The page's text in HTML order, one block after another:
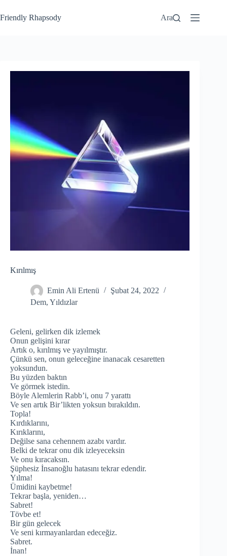
Friendly Rhapsody Ara
Kırılmış
Emin Ali Ertenü
Şubat 24, 2022
Dem, Yıldızlar
Geleni, gelirken dik izlemek
Onun gelişini kırar
Artık o, kırılmış ve yayılmıştır.
Çünkü sen, onun geleceğine inanacak cesaretten
yoksundun.
Bu yüzden baktın
Ve görmek istedin.
Böyle Alemlerin Rabb’i, onu 7 yarattı
Ve sen artık Bir’likten yoksun bırakıldın.
Topla!
Kırdıklarını,
Kırıklarını,
Değilse sana cehennem azabı vardır.
Belki de tekrar onu dik izleyeceksin
Ve onu kıracaksın.
Şüphesiz İnsanoğlu hatasını tekrar edendir.
Yılma!
Ümidini kaybetme!
Tekrar başla, yeniden…
Sabret!
Tövbe et!
Bir gün gelecek
Ve seni kırmayanlardan edeceğiz.
Sabret.
İnan!